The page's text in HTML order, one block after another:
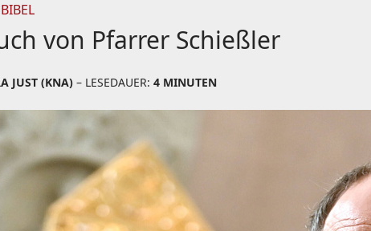
von Pfarrer Schießler
JUST (KNA) – LESEDAUER: 4 MINUTEN